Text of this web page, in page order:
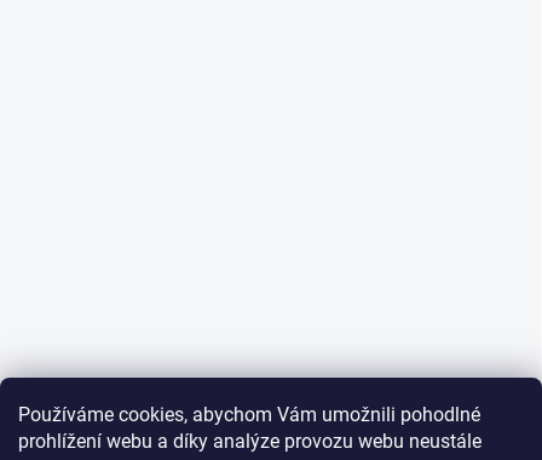
Používáme cookies, abychom Vám umožnili pohodlné
prohlížení webu a díky analýze provozu webu neustále